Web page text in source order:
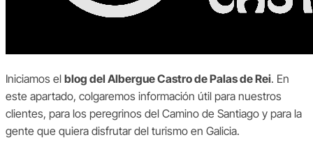
Iniciamos el blog del Albergue Castro de Palas de Rei. En
este apartado, colgaremos información útil para nuestros
clientes, para los peregrinos del Camino de Santiago y para la
gente que quiera disfrutar del turismo en Galicia.